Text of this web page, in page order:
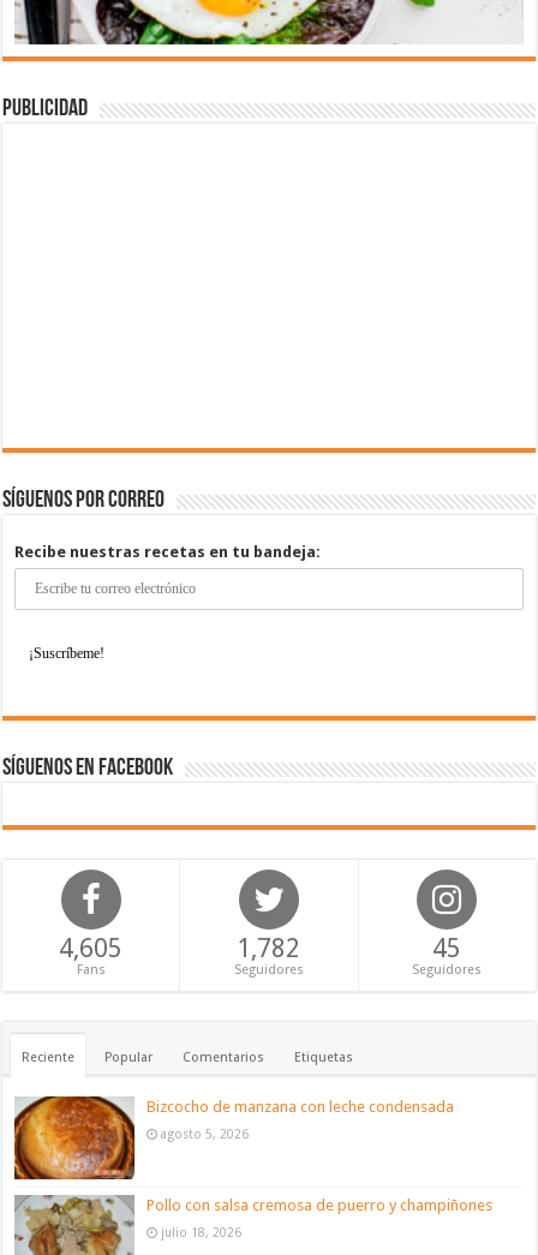
Publicidad
Síguenos por correo
Recibe nuestras recetas en tu bandeja:
Síguenos en Facebook
4,605
Fans
1,782
Seguidores
45
Seguidores
Reciente Popular Comentarios Etiquetas
Bizcocho de manzana con leche condensada
agosto 5, 2026
Pollo con salsa cremosa de puerro y champiñones
julio 18, 2026